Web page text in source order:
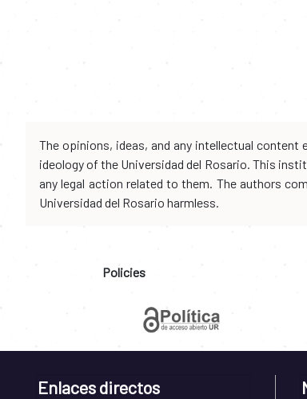
The opinions, ideas, and any intellectual
ideology of the Universidad del Rosario. This
any legal action related to them. The authors
Universidad del Rosario harmless.
Policies
Enlaces directos